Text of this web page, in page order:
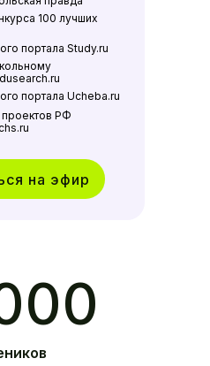
проектов РФ
портала Ucheba.ru
портала Study.ru
100 лучших
на эфир